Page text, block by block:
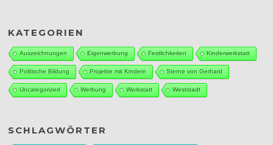
KATEGORIEN
Auszeichnungen Eigenwerbung Festlichkeiten Kinderwerkstatt
Politische Bildung Projekte mit Kindern Sterne von Gerhard
Uncategorized Werbung Werkstatt Weststadt
SCHLAGWÖRTER